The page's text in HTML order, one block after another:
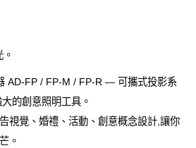
AD-FP / FP-M / FP-R — 可攜式投影系
的創意照明工具。
視覺、婚禮、活動、創意概念設計,讓你
。